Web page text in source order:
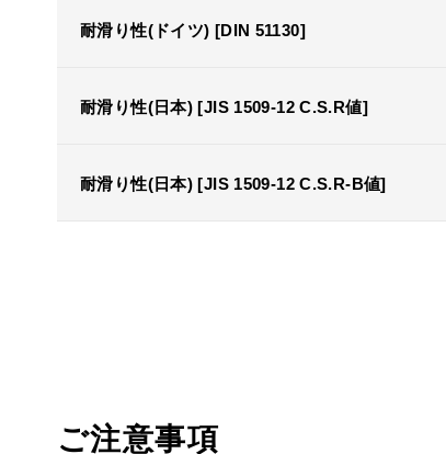
耐滑り性(ドイツ) [DIN 51130]
耐滑り性(日本) [JIS 1509-12 C.S.R値]
耐滑り性(日本) [JIS 1509-12 C.S.R-B値]
ご注意事項